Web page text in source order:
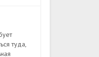
туда,